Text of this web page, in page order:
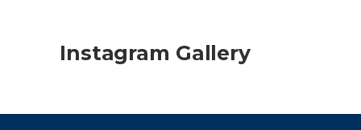
Instagram Gallery